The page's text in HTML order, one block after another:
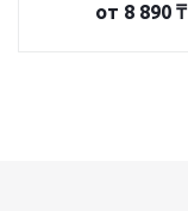
от 8 890 ₸